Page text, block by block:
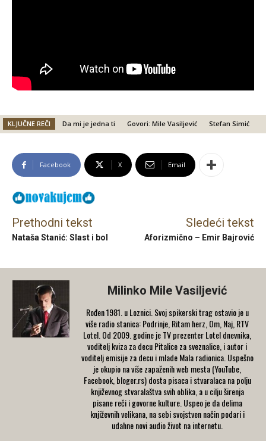
KLJUČNE REČI Da mi je jedna ti Govori: Mile Vasiljević Stefan Simić
Facebook X Email
Prethodni tekst
Nataša Stanić: Slast i bol
Sledeći tekst
Aforizmično – Emir Bajrović
Milinko Mile Vasiljević
Rođen 1981. u Loznici. Svoj spikerski trag ostavio je u
više radio stanica: Podrinje, Ritam herz, Om, Naj, RTV
Lotel. Od 2009. godine je TV prezenter Lotel dnevnika,
voditelj kviza za decu Pitalice za sveznalice, i autor i
voditelj emisije za decu i mlade Mala radionica. Uspešno
je okupio na više zapaženih web mesta (YouTube,
Facebook, bloger.rs) dosta pisaca i stvaralaca na polju
književnog stvaralaštva svih oblika, a u cilju širenja
pisane reči i govorne kulture. Uspeo je da delima
književnih velikana, na sebi svojstven način podari i
udahne novi audio život na internetu.